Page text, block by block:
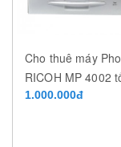
Cho thuê máy
RICOH MP 4002
40 trang/phút
1.000.000đ